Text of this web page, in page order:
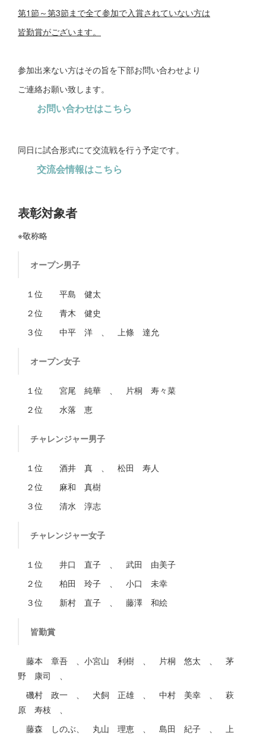
第1節～第3節まで全て参加で入賞されていない方は
皆勤賞がございます。
参加出来ない方はその旨を下部お問い合わせより
ご連絡お願い致します。
お問い合わせはこちら
同日に試合形式にて交流戦を行う予定です。
交流会情報はこちら
表彰対象者
※敬称略
オープン男子
１位 平島 健太
２位 青木 健史
３位 中平 洋 、 上條 達允
オープン女子
１位 宮尾 純華 、 片桐 寿々菜
２位 水落 恵
チャレンジャー男子
１位 酒井 真 、 松田 寿人
２位 麻和 真樹
３位 清水 淳志
チャレンジャー女子
１位 井口 直子 、 武田 由美子
２位 柏田 玲子 、 小口 未幸
３位 新村 直子 、 藤澤 和絵
皆勤賞
藤本 章吾 、小宮山 利樹 、 片桐 悠太 、 茅
野 康司 、
磯村 政一 、 犬飼 正雄 、 中村 美幸 、 萩
原 寿枝 、
藤森 しのぶ、 丸山 理恵 、 島田 紀子 、 上